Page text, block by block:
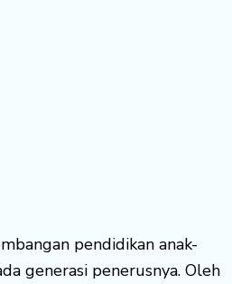
pendidikan anak-
generasi penerusnya. Oleh